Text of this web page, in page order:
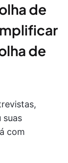
de
de
suas
com